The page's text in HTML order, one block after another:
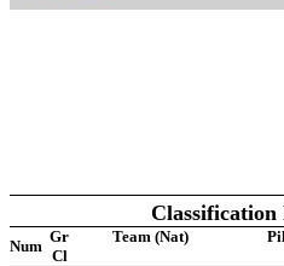
Classification
Num
Gr Team (Nat)
Cl